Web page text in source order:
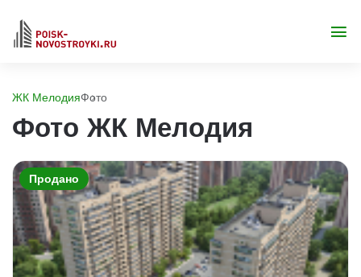
ЖК МелодияФото
Фото ЖК Мелодия
Продано